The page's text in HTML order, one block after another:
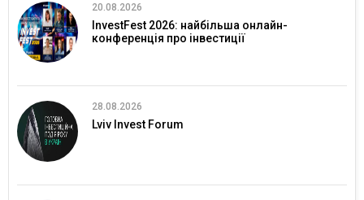
20.08.2026
InvestFest 2026: найбільша онлайн-
конференція про інвестиції
28.08.2026
Lviv Invest Forum